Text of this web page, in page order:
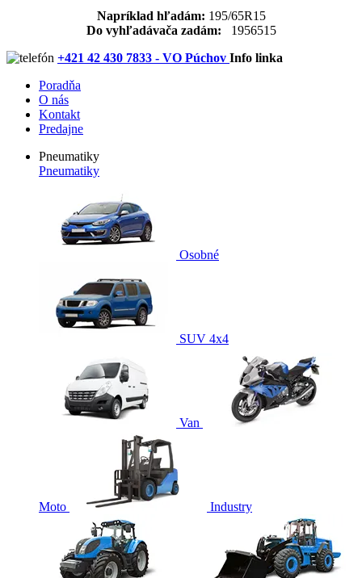
Napríklad hľadám: 195/65R15
Do vyhľadávača zadám: 1956515
+421 42 430 7833 - VO Púchov Info linka
Poradňa
O nás
Kontakt
Predajne
Pneumatiky
Pneumatiky
Osobné
SUV 4x4
Van
Moto Industry